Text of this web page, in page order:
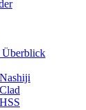
Überblick